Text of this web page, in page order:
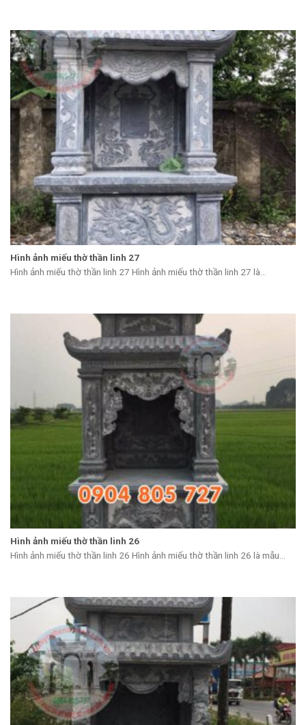
Hình ảnh miếu thờ thần linh 27
Hình ảnh miếu thờ thần linh 27 Hình ảnh miếu thờ thần linh 27 là...
Hình ảnh miếu thờ thần linh 26
Hình ảnh miếu thờ thần linh 26 Hình ảnh miếu thờ thần linh 26 là mẫu...